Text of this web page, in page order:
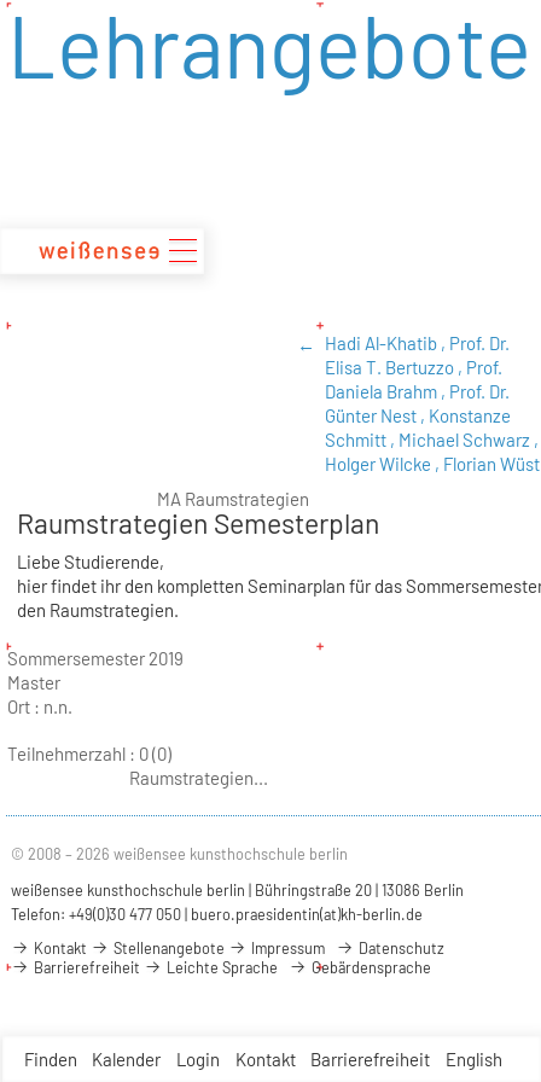
zum
Finden Kalender Login Kontakt Barrierefreiheit English
Lehrangebote
Hadi Al-Khatib , Prof. Dr.
Elisa T. Bertuzzo , Prof.
Daniela Brahm , Prof. Dr.
Günter Nest , Konstanze
Schmitt , Michael Schwarz ,
Holger Wilcke , Florian Wüst
MA Raumstrategien
Raumstrategien Semesterplan
Liebe Studierende,
hier findet ihr den kompletten Seminarplan für das
den Raumstrategien.
Sommersemester 2019
Master
Ort : n.n.
Teilnehmerzahl : 0 (0)
Raumstrategien...
© 2008 – 2026 weißensee kunsthochschule berlin
weißensee kunsthochschule berlin | Bühringstraße 20 | 13086 Berlin
Telefon: +49(0)30 477 050 | buero.praesidentin(at)kh-berlin.de
Kontakt
Stellenangebote Impressum
Datenschutz
Barrierefreiheit
Leichte Sprache Gebärdensprache